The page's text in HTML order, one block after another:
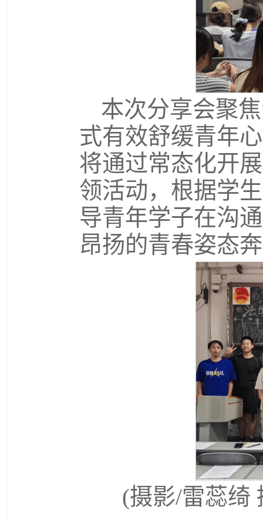
本次分享会聚
式有效舒缓青年
将通过常态化开
领活动，根据学
导青年学子在沟
昂扬的青春姿态
(摄影/雷蕊绮